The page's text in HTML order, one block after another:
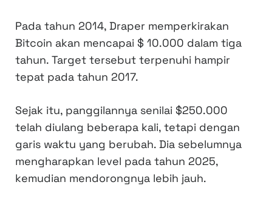
Pada tahun 2014, Draper memperkirakan
Bitcoin akan mencapai $ 10.000 dalam tiga
tahun. Target tersebut terpenuhi hampir
tepat pada tahun 2017.
Sejak itu, panggilannya senilai $250.000
telah diulang beberapa kali, tetapi dengan
garis waktu yang berubah. Dia sebelumnya
mengharapkan level pada tahun 2025,
kemudian mendorongnya lebih jauh.